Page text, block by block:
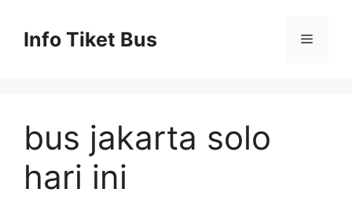
contentInfo Tiket Bus Menu
bus jakarta solo
hari ini